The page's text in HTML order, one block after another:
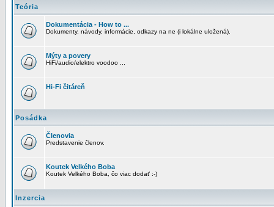
Teória
Dokumentácia - How to ...
Dokumenty, návody, informácie, odkazy na ne (i lokálne uložená).
Mýty a povery
HiFi/audio/elektro voodoo ...
Hi-Fi čitáreň
Posádka
Členovia
Predstavenie členov.
Koutek Velkého Boba
Koutek Velkého Boba, čo viac dodať :-)
Inzercia